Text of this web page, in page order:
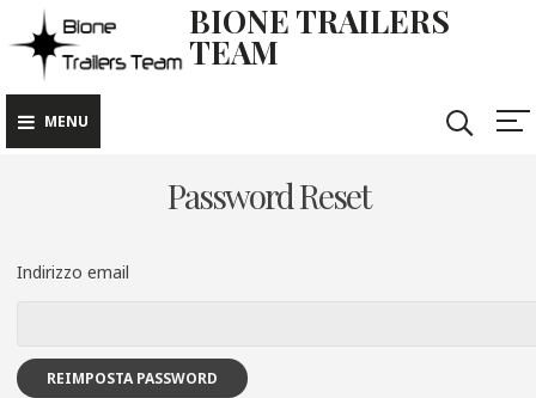
BIONE TRAILERS
TEAM
MENU
Password Reset
Indirizzo email